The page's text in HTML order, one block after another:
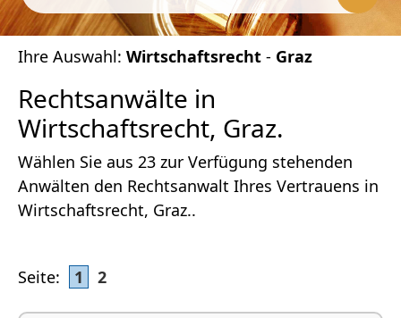
Ihre Auswahl: Wirtschaftsrecht - Graz
Rechtsanwälte in
Wirtschaftsrecht, Graz.
Wählen Sie aus 23 zur Verfügung stehenden
Anwälten den Rechtsanwalt Ihres Vertrauens in
Wirtschaftsrecht, Graz..
Seite: 1 2